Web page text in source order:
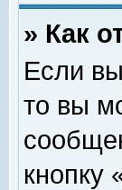
» Как
Если
то вы
кнопку